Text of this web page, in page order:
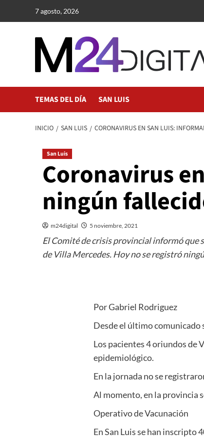
7 agosto, 2026
TEMAS DEL DÍA SAN LUIS
INICIO SAN LUIS CORONAVIRUS EN SAN LUIS:
San Luis
Coronavirus
ningún
m24digital 5 noviembre, 2021
El Comité de crisis provincial informó que
de Villa Mercedes. Hoy no se registró
Por Gabriel Rodriguez
Desde el último comunicado
Los pacientes 4 oriundos de
epidemiológico.
En la jornada no se
Al momento, en la provincia
Operativo de Vacunación
En San Luis se han inscripto